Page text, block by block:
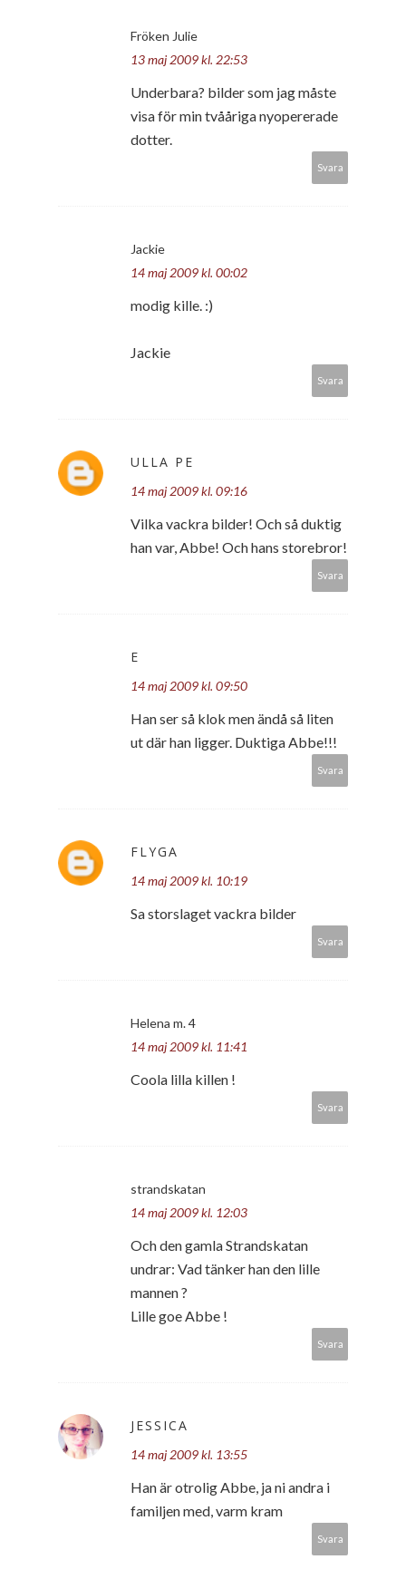
Fröken Julie
13 maj 2009 kl. 22:53
Underbara? bilder som jag måste
visa för min tvååriga nyopererade
dotter.
Svara
Jackie
14 maj 2009 kl. 00:02
modig kille. :)
Jackie
Svara
ULLA PE
14 maj 2009 kl. 09:16
Vilka vackra bilder! Och så duktig
han var, Abbe! Och hans storebror!
Svara
E
14 maj 2009 kl. 09:50
Han ser så klok men ändå så liten
ut där han ligger. Duktiga Abbe!!!
Svara
FLYGA
14 maj 2009 kl. 10:19
Sa storslaget vackra bilder
Svara
Helena m. 4
14 maj 2009 kl. 11:41
Coola lilla killen !
Svara
strandskatan
14 maj 2009 kl. 12:03
Och den gamla Strandskatan
undrar: Vad tänker han den lille
mannen ?
Lille goe Abbe !
Svara
JESSICA
14 maj 2009 kl. 13:55
Han är otrolig Abbe, ja ni andra i
familjen med, varm kram
Svara